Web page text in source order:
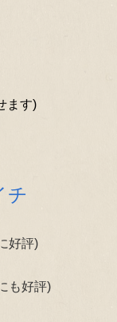
ます)
チ
好評)
も好評)